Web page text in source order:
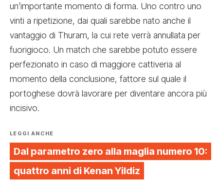
un’importante momento di forma. Uno contro uno
vinti a ripetizione, dai quali sarebbe nato anche il
vantaggio di Thuram, la cui rete verrà annullata per
fuorigioco. Un match che sarebbe potuto essere
perfezionato in caso di maggiore cattiveria al
momento della conclusione, fattore sul quale il
portoghese dovrà lavorare per diventare ancora più
incisivo.
LEGGI ANCHE
Dal parametro zero alla maglia numero 10:
quattro anni di Kenan Yildiz